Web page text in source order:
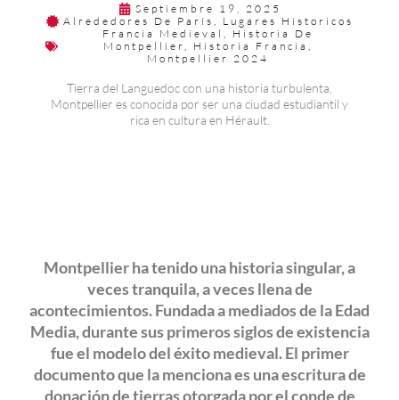
Septiembre 19, 2025
Alrededores De París
Lugares Historicos
Francia Medieval
Historia De
Montpellier
Historia Francia
Montpellier 2024
Tierra del Languedoc con una historia turbulenta,
Montpellier es conocida por ser una ciudad estudiantil y
rica en cultura en Hérault.
Montpellier ha tenido una historia singular, a
veces tranquila, a veces llena de
acontecimientos. Fundada a mediados de la Edad
Media, durante sus primeros siglos de existencia
fue el modelo del éxito medieval. El primer
documento que la menciona es una escritura de
donación de tierras otorgada por el conde de